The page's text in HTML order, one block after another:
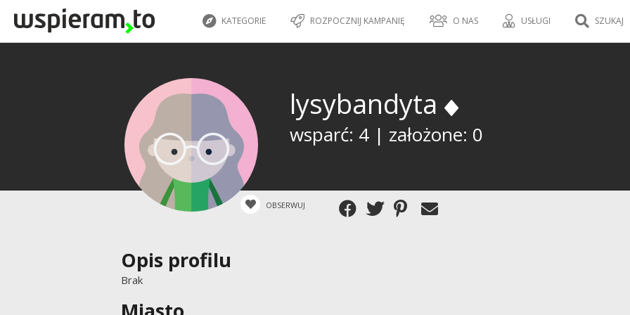
KATEGORIE ROZPOCZNIJ KAMPANIĘ O NAS USŁUGI SZUKAJ
lysybandyta
wsparć: 4 | założone: 0
OBSERWUJ
Opis profilu
Brak